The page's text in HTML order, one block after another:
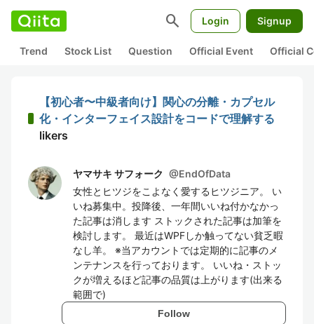
search Login Signup
Trend Stock List Question Official Event Official
【初心者〜中級者向け】関心の分離・カプセル
化・インターフェイス設計をコードで理解する
likers
ヤマサキ サフォーク @EndOfData
女性とヒツジをこよなく愛するヒツジニア。 い
いね募集中。投降後、一年間いいね付かなかっ
た記事は消します ストックされた記事は加筆を
検討します。 最近はWPFしか触ってない貧乏暇
なし羊。 ※当アカウントでは定期的に記事のメ
ンテナンスを行っております。 いいね・ストッ
クが増えるほど記事の品質は上がります(出来る
範囲で)
Follow